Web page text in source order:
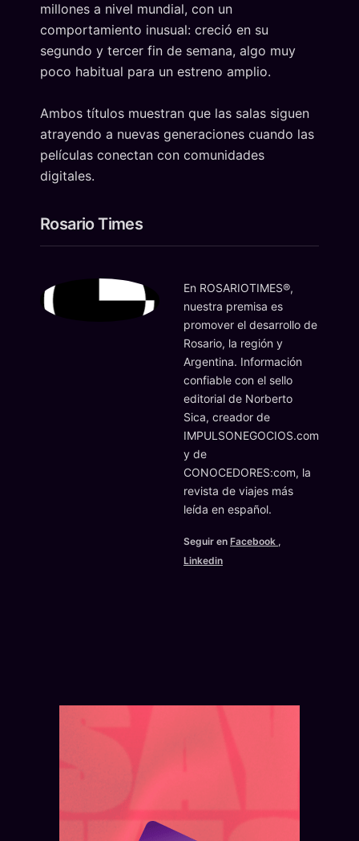
millones a nivel mundial, con un
comportamiento inusual: creció en su
segundo y tercer fin de semana, algo muy
poco habitual para un estreno amplio.
Ambos títulos muestran que las salas siguen
atrayendo a nuevas generaciones cuando las
películas conectan con comunidades
digitales.
Rosario Times
En ROSARIOTIMES®,
nuestra premisa es
promover el desarrollo de
Rosario, la región y
Argentina. Información
confiable con el sello
editorial de Norberto
Sica, creador de
IMPULSONEGOCIOS.com
y de
CONOCEDORES:com, la
revista de viajes más
leída en español.
Seguir en Facebook ,
Linkedin